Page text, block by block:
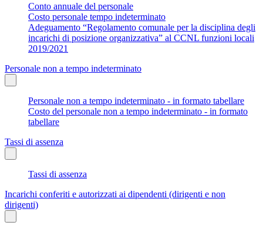
Conto annuale del personale
Costo personale tempo indeterminato
Adeguamento “Regolamento comunale per la disciplina degli
incarichi di posizione organizzativa” al CCNL funzioni locali
2019/2021
Personale non a tempo indeterminato
Personale non a tempo indeterminato - in formato tabellare
Costo del personale non a tempo indeterminato - in formato
tabellare
Tassi di assenza
Tassi di assenza
Incarichi conferiti e autorizzati ai dipendenti (dirigenti e non
dirigenti)